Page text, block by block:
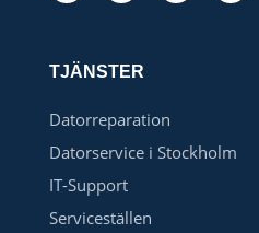
TJÄNSTER
Datorreparation
Datorservice i Stockholm
IT-Support
Serviceställen